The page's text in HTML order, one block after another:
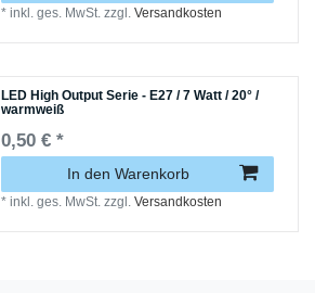
*inkl. ges. MwSt. zzgl.Versandkosten
LED High Output Serie - E27 / 7 Watt / 20° /
warmweiß
0,50 € *
In den Warenkorb
*inkl. ges. MwSt. zzgl.Versandkosten